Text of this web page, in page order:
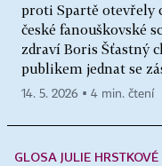
proti Spartě otevřely
české fanouškovské
zdraví Boris Šťastný
publikem jednat se
14. 5. 2026 ▪ 4 min. čtení
GLOSA JULIE HRSTKOVÉ